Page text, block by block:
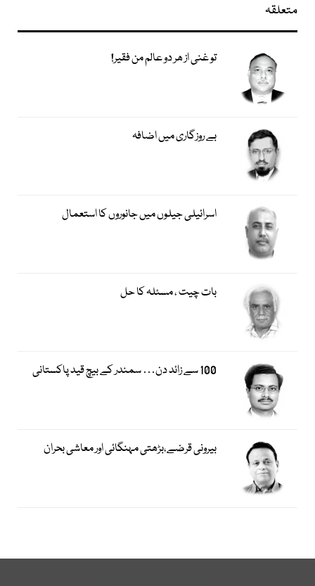
متعلقہ
تو غنی از ھر دو عالم من فقیر!
بے روزگاری میں اضافہ
اسرائیلی جیلوں میں جانوروں کا استعمال
بات چیت ، مسئلہ کا حل
100 سے زائد دن… سمندر کے بیچ قید پاکستانی
بیرونی قرضے،بڑھتی مہنگائی اور معاشی بحران